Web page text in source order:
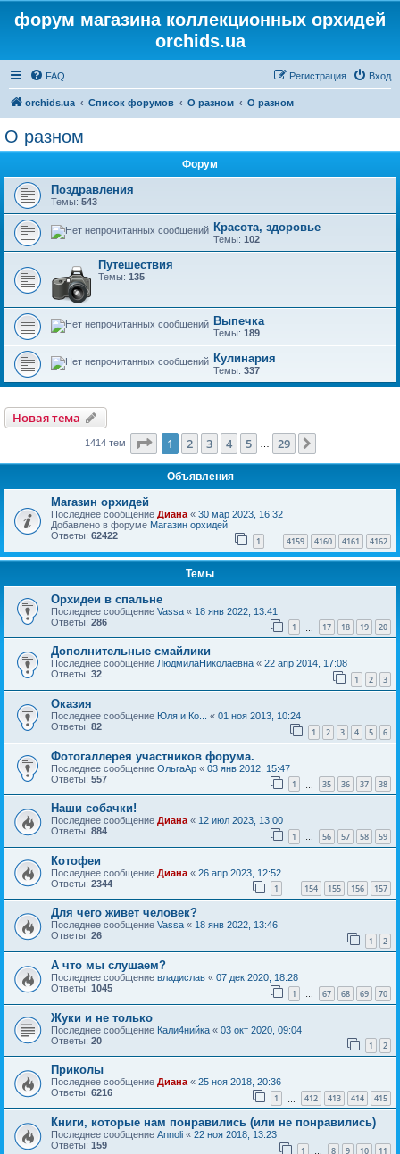
форум магазина коллекционных орхидей
orchids.ua
FAQ Вход
Регистрация
orchids.ua Список форумов О разном О разном
О разном
Форум
Поздравления
Темы: 543
Красота, здоровье
Темы: 102
Путешествия
Темы: 135
Выпечка
Темы: 189
Кулинария
Темы: 337
Новая тема
1414 тем Страница из 29
1 2 3 4 5 29
Объявления
Магазин орхидей
Последнее сообщение Диана « 30 мар 2023, 16:32
Добавлено в форуме Магазин орхидей
Ответы: 62422 1 … 4159 4160 4161 4162
Темы
Орхидеи в спальне
Последнее сообщение Vassa « 18 янв 2022, 13:41
Ответы: 286 1 17 18 19 20
Дополнительные смайлики
Последнее сообщение ЛюдмилаНиколаевна « 22 апр 2014, 17:08
Ответы: 32 1 2 3
Оказия
Последнее сообщение Юля и Ко... « 01 ноя 2013, 10:24
Ответы: 82 1 2 3 4 5 6
Фотогаллерея участников форума.
Последнее сообщение ОльгаАр « 03 янв 2012, 15:47
Ответы: 557 1 35 36 37 38
Наши собачки!
Последнее сообщение Диана « 12 июл 2023, 13:00
Ответы: 884 1 … 56 57 58 59
Котофеи
Последнее сообщение Диана « 26 апр 2023, 12:52
Ответы: 2344 1 154 155 156 157
Для чего живет человек?
Последнее сообщение Vassa « 18 янв 2022, 13:46
Ответы: 26 1 2
А что мы слушаем?
Последнее сообщение владислав « 07 дек 2020, 18:28
Ответы: 1045 1 … 67 68 69 70
Жуки и не только
Последнее сообщение Кали4нийка « 03 окт 2020, 09:04
Ответы: 20 1 2
Приколы
Последнее сообщение Диана« 25 ноя 2018, 20:36
Ответы: 6216 1 412 413 414 415
Книги, которые нам понравились (или не понравились)
Последнее сообщение Annoli « 22 ноя 2018, 13:23
Ответы: 159 1 … 8 9 10 11